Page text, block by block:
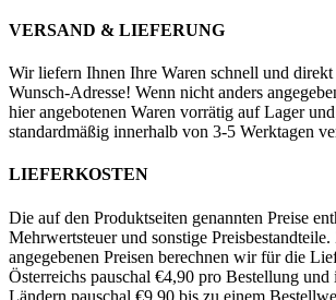
VERSAND & LIEFERUNG
Wir liefern Ihnen Ihre Waren schnell und
Wunsch-Adresse! Wenn nicht anders
hier angebotenen Waren vorrätig auf Lager
standardmäßig innerhalb von 3-5 Werktagen
LIEFERKOSTEN
Die auf den Produktseiten genannten Preise
Mehrwertsteuer und sonstige
angegebenen Preisen berechnen wir für die
Österreichs pauschal €4,90 pro Bestellung
Ländern pauschal €9,90 bis zu einem